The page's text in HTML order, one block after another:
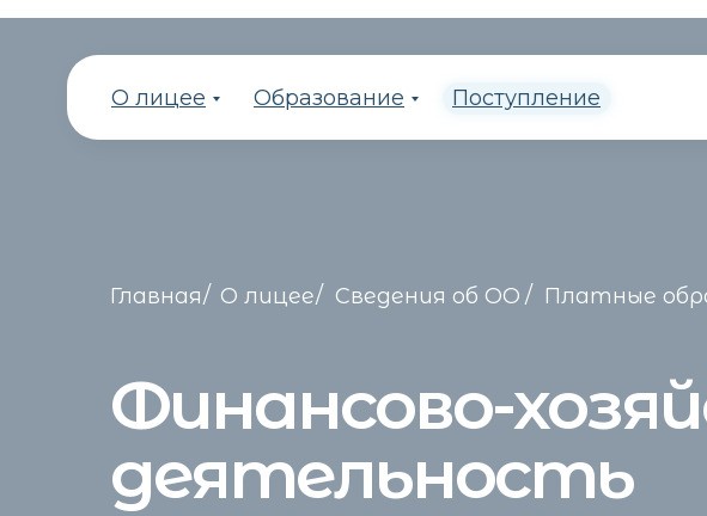
О лицее Образование Поступление
Главная О лицее Сведения об ОО
/ /
Финансово-
деятельность
/ Платные